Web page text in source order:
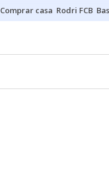
Comprar casa Rodri FCB